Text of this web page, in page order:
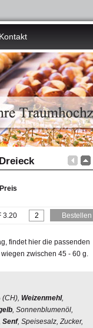
Kontakt
Preis
3.20
findet hier die passenden
zwischen 45 - 60 g.
(CH), Weizenmehl,
, Sonnenblumenöl,
Senf, Speisesalz, Zucker,